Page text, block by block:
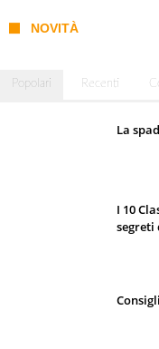
NOVITÀ
Popolari Recenti
La
I 10
segreti